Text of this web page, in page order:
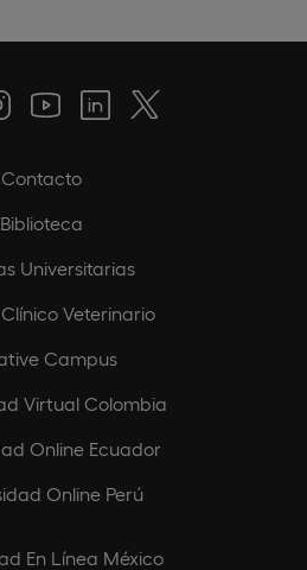
Contacto
Biblioteca
Universitarias
Veterinario
Campus
Virtual Colombia
Online Ecuador
Online Perú
En Línea México